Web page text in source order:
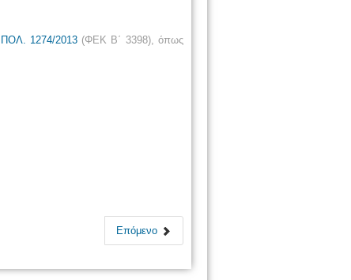
ΠΟΛ. 1274/2013(ΦΕΚ Β΄ 3398), όπως
Επόμενο